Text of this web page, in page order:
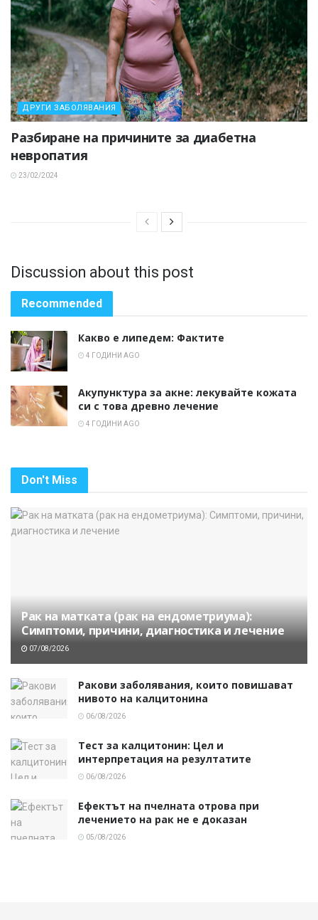
ДРУГИ ЗАБОЛЯВАНИЯ
Разбиране на причините за диабетна
невропатия
23/02/2024
Discussion about this post
Recommended
Какво е липедем: Фактите
4 ГОДИНИ AGO
Акупунктура за акне: лекувайте кожата
си с това древно лечение
4 ГОДИНИ AGO
Don't Miss
Рак на матката (рак на ендометриума):
Симптоми, причини, диагностика и лечение
07/08/2026
Ракови заболявания, които повишават
нивото на калцитонина
06/08/2026
Тест за калцитонин: Цел и
интерпретация на резултатите
06/08/2026
Ефектът на пчелната отрова при
лечението на рак не е доказан
05/08/2026